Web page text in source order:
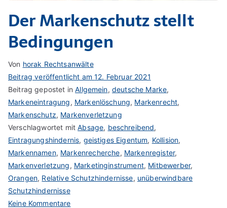
Der Markenschutz stellt
Bedingungen
Von horak Rechtsanwälte
Beitrag veröffentlicht am12. Februar 2021
Beitrag gepostet inAllgemein, deutsche Marke,
Markeneintragung, Markenlöschung, Markenrecht,
Markenschutz, Markenverletzung
Verschlagwortet mitAbsage, beschreibend,
Eintragungshindernis, geistiges Eigentum, Kollision,
Markennamen, Markenrecherche, Markenregister,
Markenverletzung, Marketinginstrument, Mitbewerber,
Orangen, Relative Schutzhindernisse, unüberwindbare
Schutzhindernisse
Keine Kommentarezu